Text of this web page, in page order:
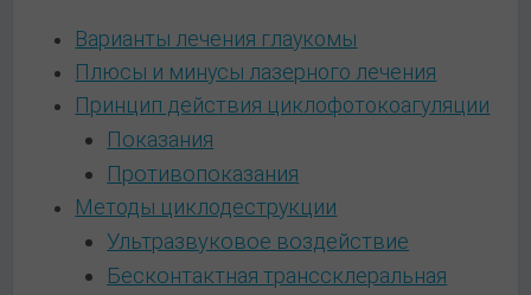
Варианты лечения глаукомы
Плюсы и минусы лазерного лечения
Принцип действия циклофотокоагуляции
Показания
Противопоказания
Методы циклодеструкции
Ультразвуковое воздействие
Бесконтактная транссклеральная